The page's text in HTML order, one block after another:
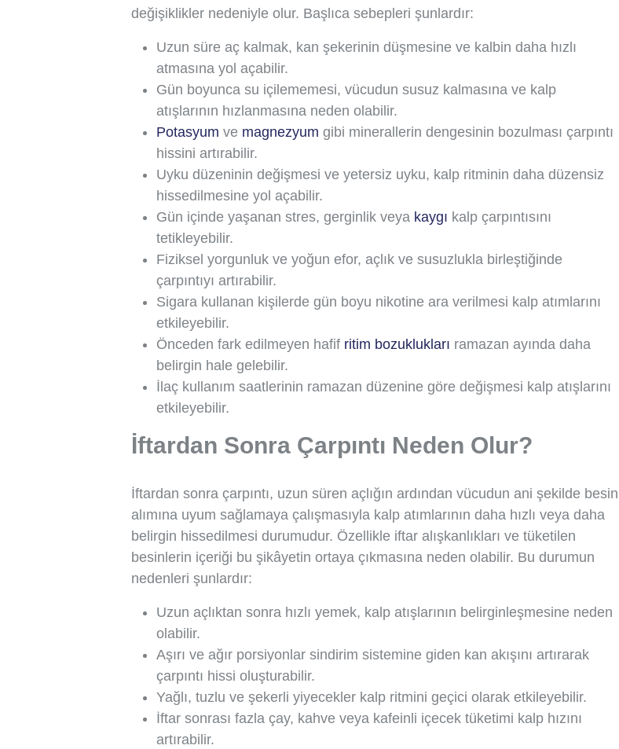
değişiklikler nedeniyle olur. Başlıca sebepleri şunlardır:
Uzun süre aç kalmak, kan şekerinin düşmesine ve kalbin daha hızlı
atmasına yol açabilir.
Gün boyunca su içilememesi, vücudun susuz kalmasına ve kalp
atışlarının hızlanmasına neden olabilir.
Potasyum ve magnezyum gibi minerallerin dengesinin bozulması çarpıntı
hissini artırabilir.
Uyku düzeninin değişmesi ve yetersiz uyku, kalp ritminin daha düzensiz
hissedilmesine yol açabilir.
Gün içinde yaşanan stres, gerginlik veya kaygı kalp çarpıntısını
tetikleyebilir.
Fiziksel yorgunluk ve yoğun efor, açlık ve susuzlukla birleştiğinde
çarpıntıyı artırabilir.
Sigara kullanan kişilerde gün boyu nikotine ara verilmesi kalp atımlarını
etkileyebilir.
Önceden fark edilmeyen hafif ritim bozuklukları ramazan ayında daha
belirgin hale gelebilir.
İlaç kullanım saatlerinin ramazan düzenine göre değişmesi kalp atışlarını
etkileyebilir.
İftardan Sonra Çarpıntı Neden Olur?
İftardan sonra çarpıntı, uzun süren açlığın ardından vücudun ani şekilde besin
alımına uyum sağlamaya çalışmasıyla kalp atımlarının daha hızlı veya daha
belirgin hissedilmesi durumudur. Özellikle iftar alışkanlıkları ve tüketilen
besinlerin içeriği bu şikâyetin ortaya çıkmasına neden olabilir. Bu durumun
nedenleri şunlardır:
Uzun açlıktan sonra hızlı yemek, kalp atışlarının belirginleşmesine neden
olabilir.
Aşırı ve ağır porsiyonlar sindirim sistemine giden kan akışını artırarak
çarpıntı hissi oluşturabilir.
Yağlı, tuzlu ve şekerli yiyecekler kalp ritmini geçici olarak etkileyebilir.
İftar sonrası fazla çay, kahve veya kafeinli içecek tüketimi kalp hızını
artırabilir.